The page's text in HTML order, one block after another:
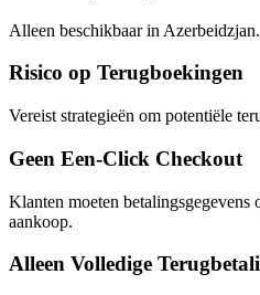
Alleen beschikbaar in Azerbeidzjan.
Risico op Terugboekingen
Vereist strategieën om potentiële
Geen Een-Click Checkout
Klanten moeten
aankoop.
Alleen Volledige